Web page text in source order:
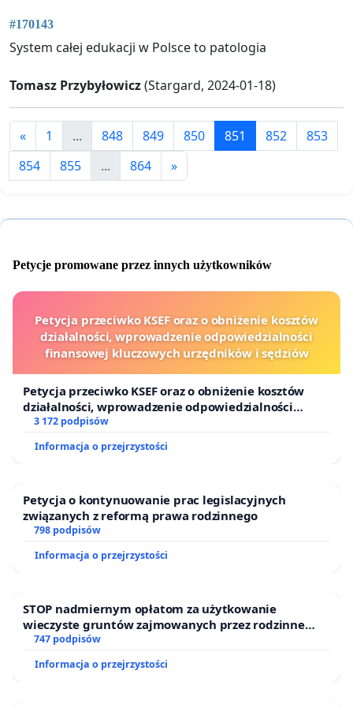
#170143
System całej edukacji w Polsce to patologia
Tomasz Przybyłowicz(Stargard, 2024-01-18)
« 1 ... 848 849 850 851 852
853
854
855 ... 864 »
Petycje promowane przez innych użytkowników
Petycja przeciwko KSEF oraz o obniżenie kosztów
działalności, wprowadzenie odpowiedzialności
finansowej kluczowych urzędników i sędziów
Petycja przeciwko KSEF oraz o obniżenie kosztów
działalności, wprowadzenie odpowiedzialności
finansowej kluczowych urzędników i sędziów
3 172 podpisów
Informacja o przejrzystości
Petycja o kontynuowanie prac legislacyjnych
związanych z reformą prawa rodzinnego
798 podpisów
Informacja o przejrzystości
STOP nadmiernym opłatom za użytkowanie
wieczyste gruntów zajmowanych przez rodzinne
ogrody działkowe.
747 podpisów
Informacja o przejrzystości